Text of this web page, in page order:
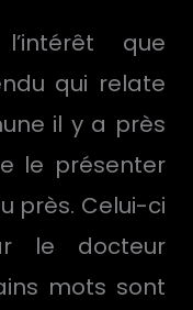
que
qui relate
il y a près
le présenter
près. Celui-ci
le docteur
mots sont